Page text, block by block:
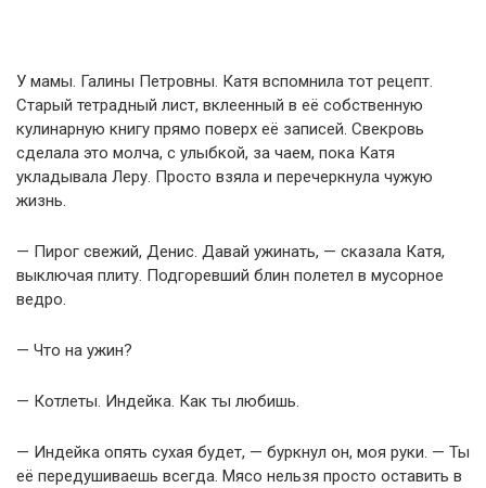
У мамы. Галины Петровны. Катя вспомнила тот рецепт.
Старый тетрадный лист, вклеенный в её собственную
кулинарную книгу прямо поверх её записей. Свекровь
сделала это молча, с улыбкой, за чаем, пока Катя
укладывала Леру. Просто взяла и перечеркнула чужую
жизнь.
— Пирог свежий, Денис. Давай ужинать, — сказала Катя,
выключая плиту. Подгоревший блин полетел в мусорное
ведро.
— Что на ужин?
— Котлеты. Индейка. Как ты любишь.
— Индейка опять сухая будет, — буркнул он, моя руки. — Ты
её передушиваешь всегда. Мясо нельзя просто оставить в